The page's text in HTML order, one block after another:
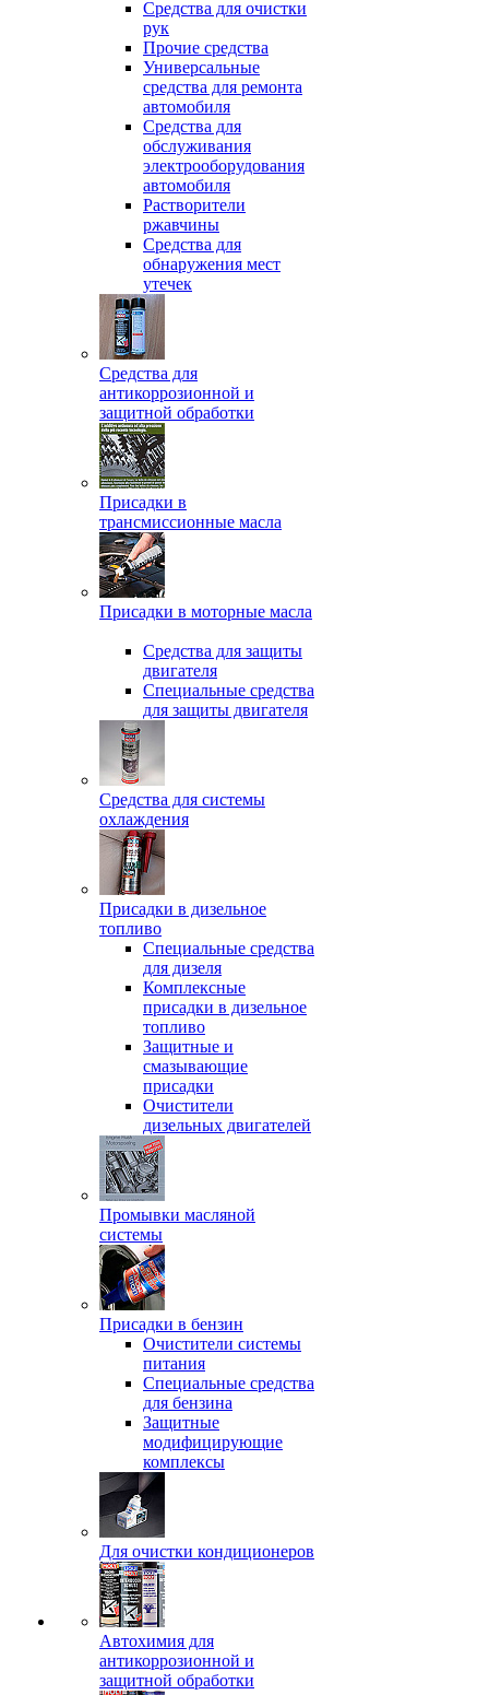
Средства для очистки
рук
Прочие средства
Универсальные
средства для ремонта
автомобиля
Средства для
обслуживания
электрооборудования
автомобиля
Растворители
ржавчины
Средства для
обнаружения мест
утечек
Средства для
антикоррозионной и
защитной обработки
Присадки в
трансмиссионные масла
Присадки в моторные масла
Средства для защиты
двигателя
Специальныe средства
для защиты двигателя
Средства для системы
охлаждения
Присадки в дизельное
топливо
Спeциальные средства
для дизеля
Комплексные
присадки в дизельное
топливо
Защитные и
смазывающие
присадки
Очистители
дизельных двигателей
Промывки масляной
системы
Присадки в бензин
Очистители системы
питания
Специальные срeдства
для бензина
Защитные
модифицирующие
комплексы
Для очистки кондиционеров
Автохимия для
антикоррозионной и
защитной обработки